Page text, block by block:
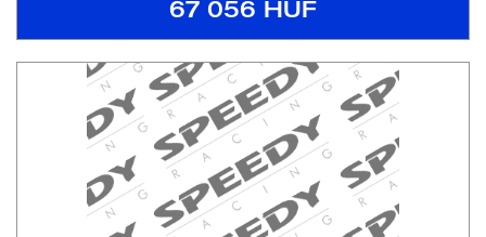
67 056 HUF